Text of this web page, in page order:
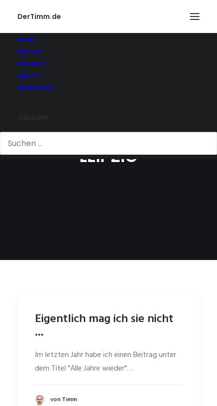
DerTimm.de
HOME
BÜCHER
KONTAKT
ABOUT
IMPRESSUM
THOMASKIRCHE IN
LEIPZIG
Eigentlich mag ich sie nicht
...
Im letzten Jahr habe ich einen Beitrag unter
dem Titel "Alle Jahre wieder"…
von Timm